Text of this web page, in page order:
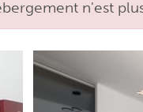
n'est